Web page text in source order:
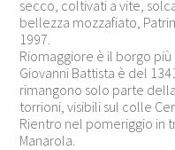
secco, coltivati a vite,
bellezza mozzafiato,
1997.
Riomaggiore è il borgo più
Giovanni Battista è del
rimangono solo parte
torrioni, visibili sul colle
Rientro nel pomeriggio in
Manarola.